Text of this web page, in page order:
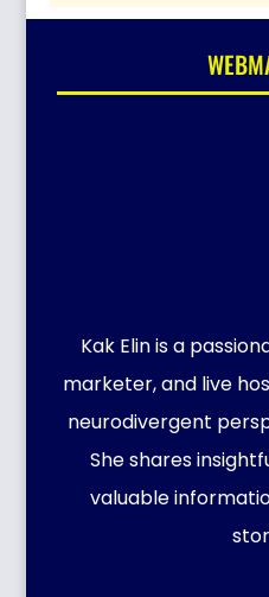
Kak Elin is a
marketer, and live
neurodivergent
She shares
valuable